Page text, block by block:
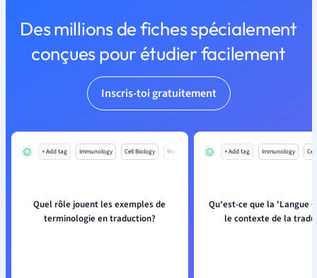
Des millions de fiches spécialement
conçues pour étudier facilement
Inscris-toi gratuitement
+ Add tag Immunology Cell Biology Mo
Quel rôle jouent les exemples de
terminologie en traduction?
+ Add tag Immunology
Qu'est-ce que la 'Langue
le contexte de la